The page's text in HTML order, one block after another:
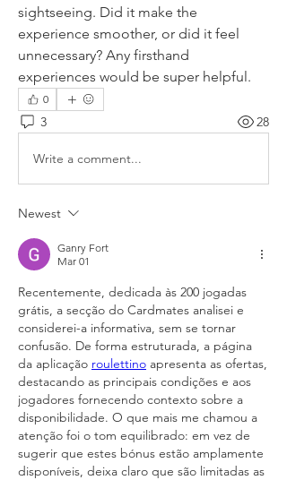
sightseeing. Did it make the
experience smoother, or did it feel
unnecessary? Any firsthand
experiences would be super helpful.
0
3 28
Write a comment...
Newest
Ganry Fort
Mar 01
Recentemente, dedicada às 200 jogadas
grátis, a secção do Cardmates analisei e
considerei-a informativa, sem se tornar
confusão. De forma estruturada, a página
da aplicação roulettino apresenta as ofertas,
destacando as principais condições e aos
jogadores fornecendo contexto sobre a
disponibilidade. O que mais me chamou a
atenção foi o tom equilibrado: em vez de
sugerir que estes bónus estão amplamente
disponíveis, deixa claro que são limitadas as